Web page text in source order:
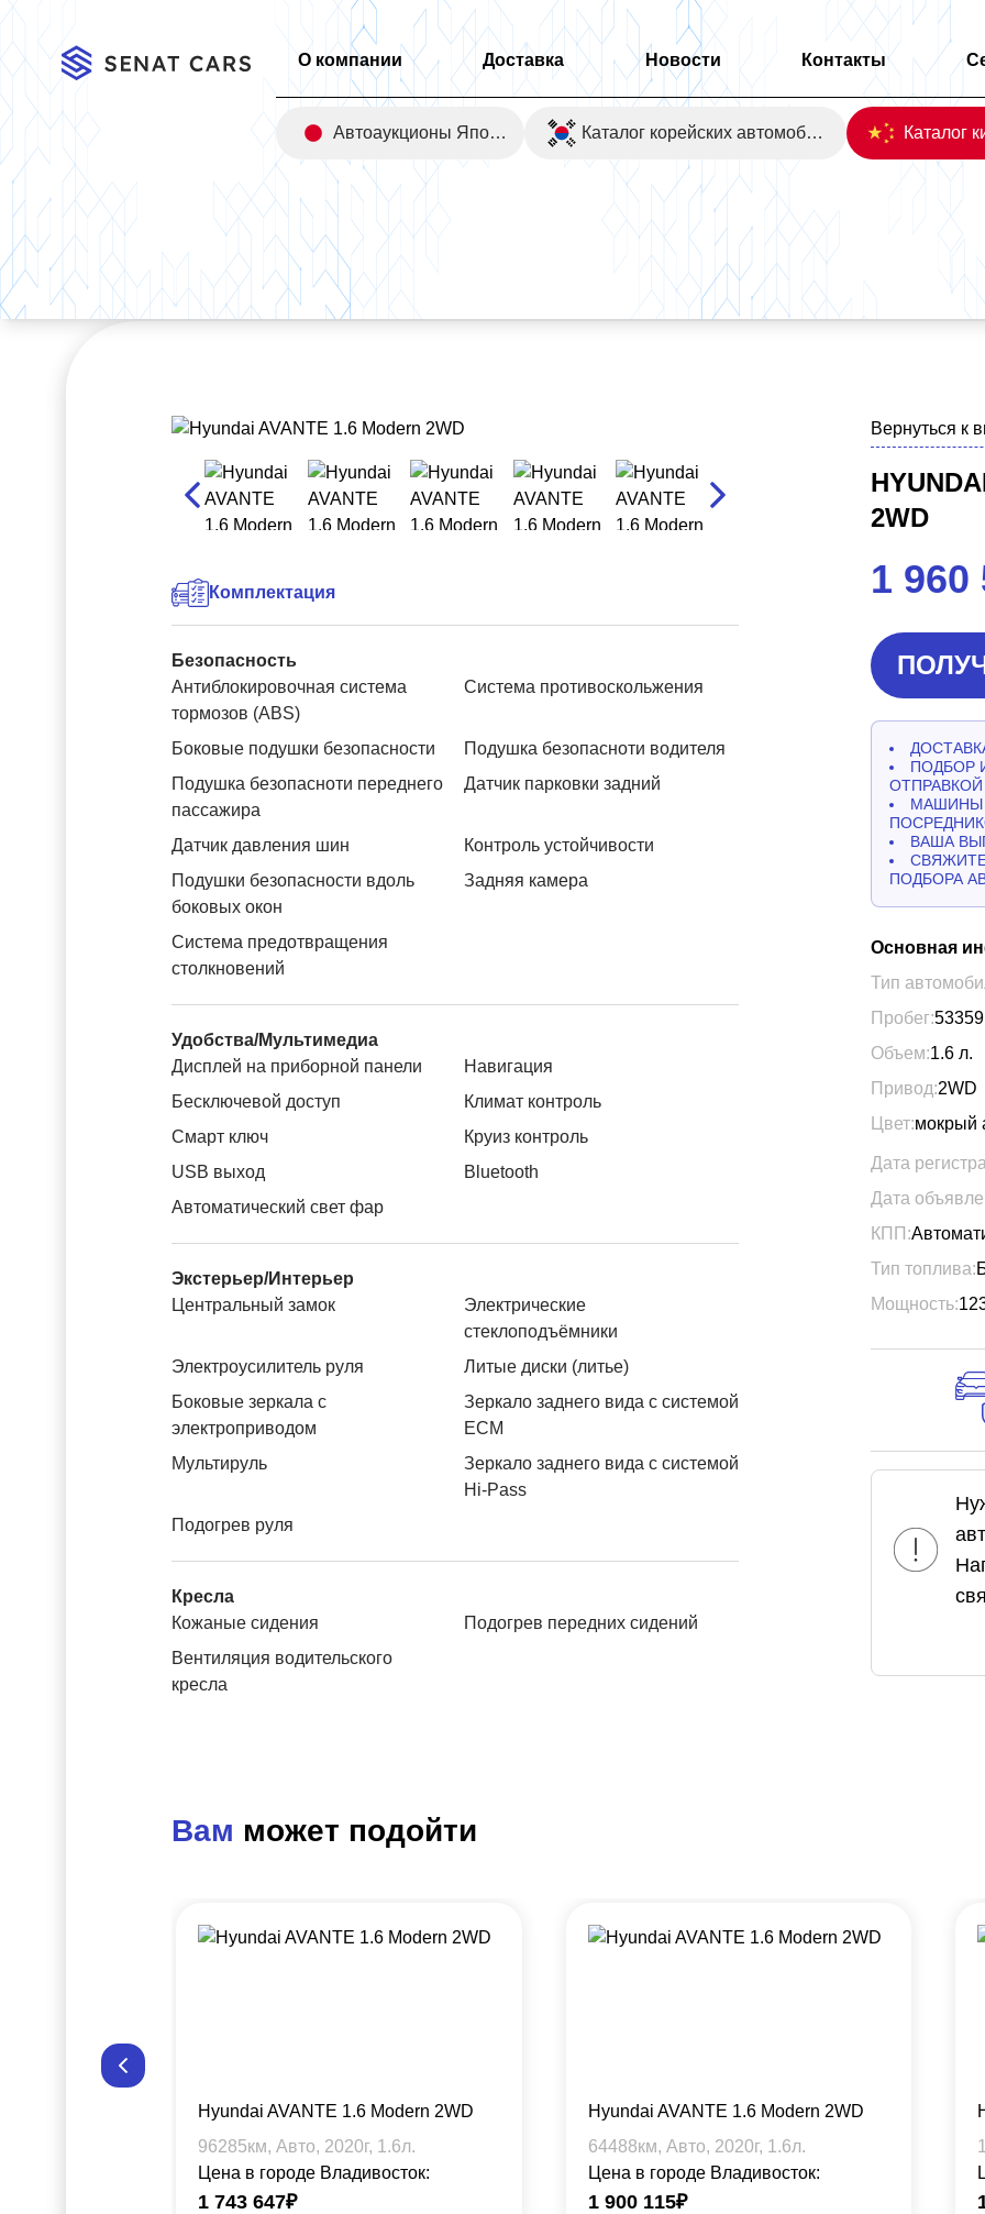
О компании Доставка Новости Контакты
Автоаукционы Японии Каталог корейских автомобилей
Главная/Каталог Hyundai AVANTE 1.6 Modern 2WD
Комплектация
Безопасность
Антиблокировочная система
тормозов (ABS)
Система противоскольжения
Боковые подушки безопасности
Подушка безопасноти водителя
Подушка безопасноти переднего
пассажира
Датчик парковки задний
Датчик давления шин
Контроль устойчивости
Подушки безопасности вдоль
боковых окон
Задняя камера
Система предотвращения
столкновений
Удобства/Мультимедиа
Дисплей на приборной панели
Навигация
Бесключевой доступ
Климат контроль
Смарт ключ
Круиз контроль
USB выход
Bluetooth
Автоматический свет фар
Экстерьер/Интерьер
Центральный замок
Электрические
стеклоподъёмники
Электроусилитель руля
Литые диски (литье)
Боковые зеркала с
электроприводом
Зеркало заднего вида с системой
ЕСМ
Мультируль
Зеркало заднего вида с системой
Hi-Pass
Подогрев руля
Кресла
Кожаные сидения
Подогрев передних сидений
Вентиляция водительского
кресла
Вернуться к
2WD
1 960
ПОДБОР
ОТПРАВКОЙ
МАШИНЫ
ВАША
ПОДБОРА
Основная
Тип
Пробег:53359
Объем:1.6 л.
Привод:2WD
Цвет:мокрый
Дата
Дата
КПП:
Тип топлива:
Мощность:
Вам может подойти
Hyundai AVANTE 1.6 Modern 2WD
96285км, Авто, 2020г, 1.6л.
Цена в городе Владивосток:
1 743 647₽
Hyundai AVANTE 1.6 Modern 2WD
64488км, Авто, 2020г, 1.6л.
Цена в городе Владивосток:
1 900 115₽